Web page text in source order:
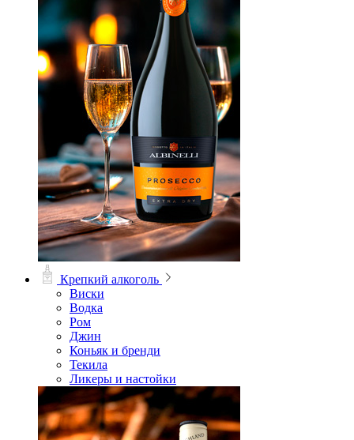
Крепкий алкоголь
Виски
Водка
Ром
Джин
Коньяк и бренди
Текила
Ликеры и настойки